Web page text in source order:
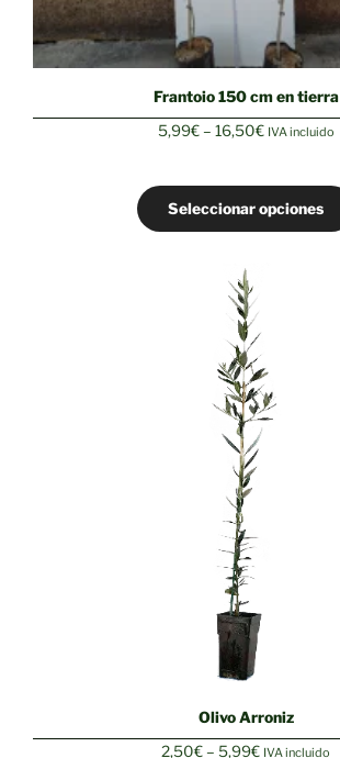
Frantoio 150 cm en tierra
5,99€ – 16,50€Rango
desde
IVA incluido
Seleccionar opciones
Olivo Arroniz
2,50€– 5,99€Rango
IVA incluido